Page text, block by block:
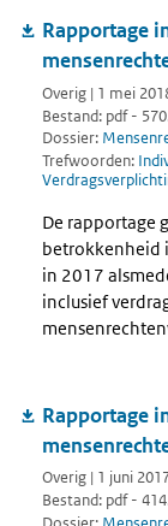
Rapportage
Overig | 1 mei
Bestand: pdf -
Dossier:
Trefwoorden:
De rapportage
betrokkenheid
in 2017
inclusief
Rapportage
Overig | 1 juni
Bestand: pdf -